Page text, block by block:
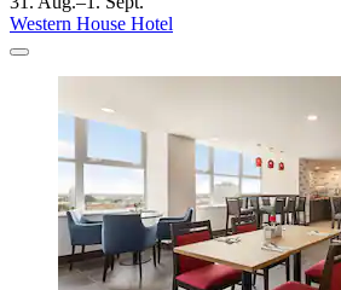
Western House Hotel